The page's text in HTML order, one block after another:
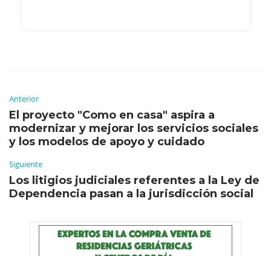
Anterior
El proyecto "Como en casa" aspira a
modernizar y mejorar los servicios sociales
y los modelos de apoyo y cuidado
Siguiente
Los litigios judiciales referentes a la Ley de
Dependencia pasan a la jurisdicción social